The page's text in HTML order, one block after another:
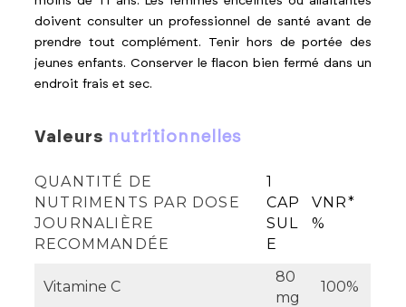
doivent consulter un professionnel de santé avant de
prendre tout complément. Tenir hors de portée des
jeunes enfants. Conserver le flacon bien fermé dans un
endroit frais et sec.
valeurs nutritionnelles
QUANTITÉ DE
NUTRIMENTS PAR DOSE
JOURNALIÈRE
RECOMMANDÉE
1
CAP
SUL
E
VNR*
%
Vitamine C
80
mg
100%